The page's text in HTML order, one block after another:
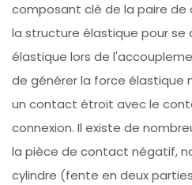
composant clé de la paire de
la structure élastique pour se
élastique lors de
de générer la force élastique
un contact étroit avec le
connexion. Il existe de
la pièce de contact négatif,
cylindre (fente en deux